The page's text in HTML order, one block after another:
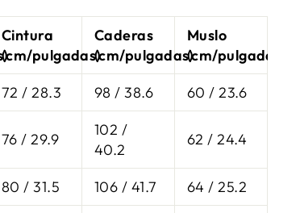
Cintura
(cm/pulgadas)
Caderas
(cm/pulgadas)
Muslo
(cm/pulgadas)
72 / 28.3 98 / 38.6 60 / 23.6
76 / 29.9
102 /
40.2
62 / 24.4
80 / 31.5 106 / 41.7
64 / 25.2